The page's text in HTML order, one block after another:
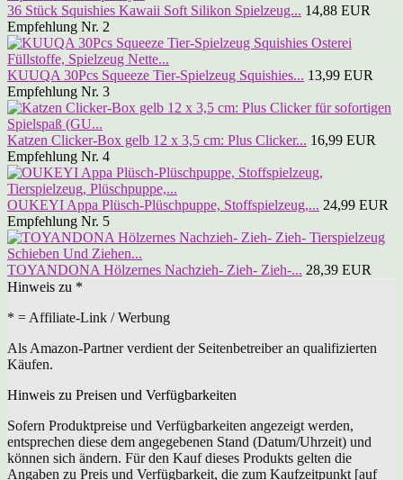
36 Stück Squishies Kawaii Soft Silikon Spielzeug... 14,88 EUR
Empfehlung Nr. 2
KUUQA 30Pcs Squeeze Tier-Spielzeug Squishies... 13,99 EUR
Empfehlung Nr. 3
Katzen Clicker-Box gelb 12 x 3,5 cm: Plus Clicker... 16,99 EUR
Empfehlung Nr. 4
OUKEYI Appa Plüsch-Plüschpuppe, Stoffspielzeug,... 24,99 EUR
Empfehlung Nr. 5
TOYANDONA Hölzernes Nachzieh- Zieh- Zieh-... 28,39 EUR
Hinweis zu *
* = Affiliate-Link / Werbung
Als Amazon-Partner verdient der Seitenbetreiber an qualifizierten
Käufen.
Hinweis zu Preisen und Verfügbarkeiten
Sofern Produktpreise und Verfügbarkeiten angezeigt werden,
entsprechen diese dem angegebenen Stand (Datum/Uhrzeit) und
können sich ändern. Für den Kauf dieses Produkts gelten die
Angaben zu Preis und Verfügbarkeit, die zum Kaufzeitpunkt [auf